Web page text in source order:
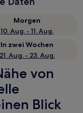
Morgen
10. Aug. - 11. Aug.
In zwei Wochen
21. Aug. - 23. Aug.
von
Blick